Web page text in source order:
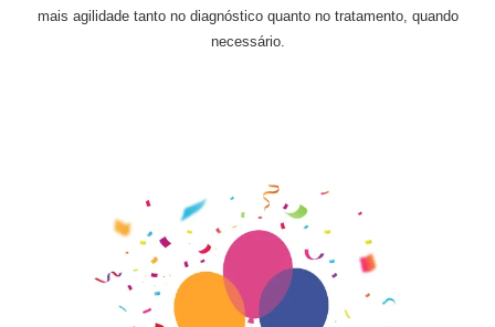
mais agilidade tanto no diagnóstico quanto no tratamento, quando
necessário.